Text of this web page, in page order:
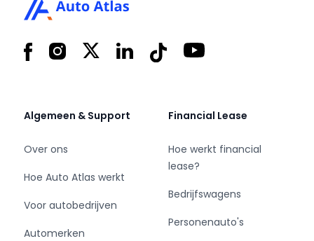
- Max. trekgewicht: 1200 kg
- Verbruik: 5.3 l/100 km
- BTW/Marge: BTW aftrekbaar, de prijs is
- Breedte: 180 cm
- Motorrijtuigenbelasting: € 172 - 188 per
- Emissieklasse: Euro 6
Comfort
FacebookInstagram
X LinkedInTiktok YouTube
Algemeen & Support
Over ons
Hoe Auto Atlas werkt
Voor autobedrijven
Automerken
Financial Lease
Hoe werkt financial
lease?
Bedrijfswagens
Personenauto's